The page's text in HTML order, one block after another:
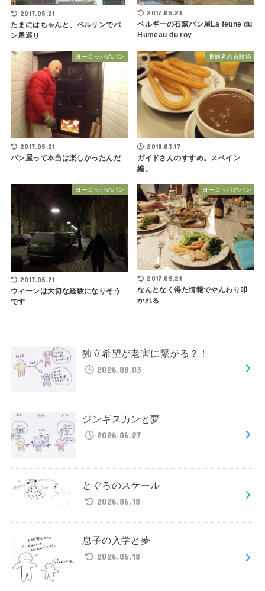
2017.05.21
たまにはちゃんと、ベルリンでパ
ン屋巡り
2017.05.21
ベルギーの石窯パン屋La feune du
Humeau du roy
ヨーロッパのパン
2017.05.21
パン屋って本当は楽しかったんだ
臆病者の冒険術
2018.03.17
ガイドさんのすすめ。スペイン
編。
ヨーロッパのパン
2017.05.21
ウィーンは大切な経験になりそう
です
ヨーロッパのパン
2017.05.21
なんとなく得た情報でやんわり叩
かれる
独立希望が老害に繋がる？！
2026.08.03
ジンギスカンと夢
2026.06.27
とぐろのスケール
2026.06.18
息子の入学と夢
2026.06.18